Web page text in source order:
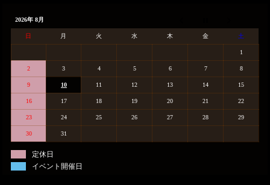
2026年 8月
日 月 火 水 木 金 土
1
2 3 4 5 6 7 8
9 10 11 12 13 14 15
16 17 18 19 20 21 22
23 24 25 26 27 28 29
30 31
定休日
イベント開催日